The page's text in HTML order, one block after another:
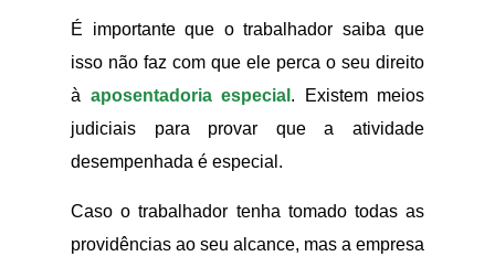
É importante que o trabalhador saiba que
isso não faz com que ele perca o seu direito
à aposentadoria especial . Existem meios
judiciais para provar que a atividade
desempenhada é especial.
Caso o trabalhador tenha tomado todas as
providências ao seu alcance, mas a empresa